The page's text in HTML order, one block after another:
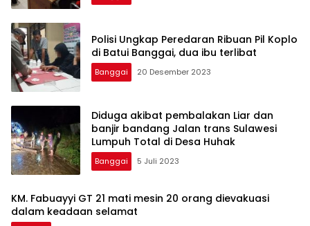
Polisi Ungkap Peredaran Ribuan Pil Koplo
di Batui Banggai, dua ibu terlibat
Banggai 20 Desember 2023
Diduga akibat pembalakan Liar dan
banjir bandang Jalan trans Sulawesi
Lumpuh Total di Desa Huhak
Banggai 5 Juli 2023
KM. Fabuayyi GT 21 mati mesin 20 orang dievakuasi
dalam keadaan selamat